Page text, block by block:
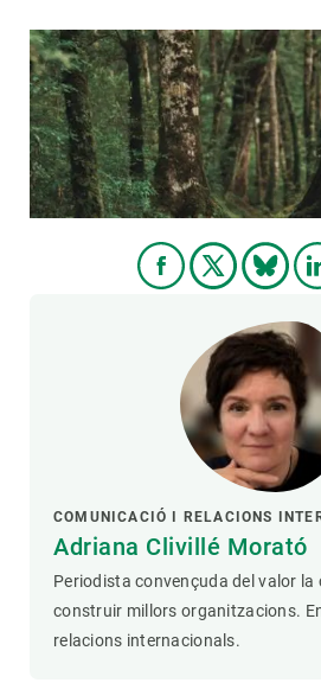
COMUNICACIÓ I RELACIONS
Adriana Clivillé Morató
Periodista convençuda del valor la
construir millors organitzacions.
relacions internacionals.